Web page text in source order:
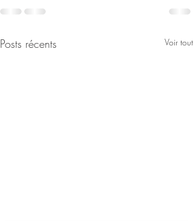
Posts récents Voir tout